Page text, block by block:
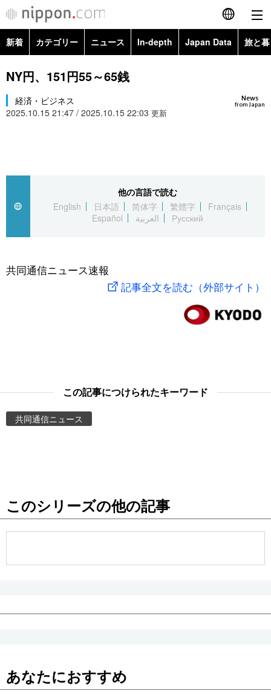
English
カテゴリー
スポーツ・東京2020
Topics
Images
お知らせ
公式SNS
新着 カテゴリー ニュース In-depth Japan Data 旅と
政治・外交
経済・ビジネス Images
NY円、151円55～65銭
News
from Japan
経済・ビジネス
2025.10.15 21:47 / 2025.10.15 22:03 更新
他の言語で読む
English
日本語 简体字 繁體字
Français
Español
العربية Русский
共同通信ニュース速報
記事全文を読む（外部サイト）
この記事につけられたキーワード
共同通信ニュース
このシリーズの他の記事
あなたにおすすめ